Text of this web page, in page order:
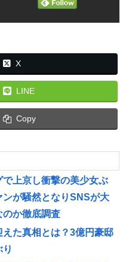
X
LINE
Copy
上京し衝撃の美少女ぶ
ンが騒然となりSNSが大
のか徹底調査
た真相とは？3億円豪邸